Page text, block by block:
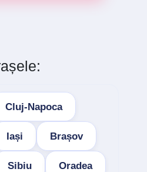
Cluj-Napoca
Iași Brașov
Sibiu Oradea